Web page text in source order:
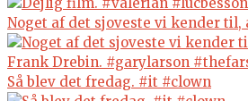
Noget af det sjoveste vi kender til,
Så blev det fredag. #it #clown